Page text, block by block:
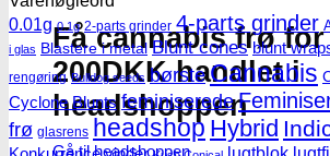
Få cannabis frø
200DKK handlet i
headshoppen
Gå til headshoppen
0.01g 0.1g 2-parts grinder 4-parts grinder
i glas Blastere i metal Blunt cones blunt
rengøring Bulldog seeds børste Cannabis
Cyclone Blunts feminiserede
frø glasrens headshop Hybrid